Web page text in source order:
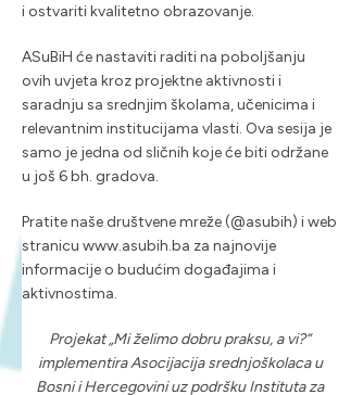
i ostvariti kvalitetno obrazovanje.
ASuBiH će nastaviti raditi na poboljšanju
ovih uvjeta kroz projektne aktivnosti i
saradnju sa srednjim školama, učenicima i
relevantnim institucijama vlasti. Ova sesija je
samo je jedna od sličnih koje će biti održane
u još 6 bh. gradova.
Pratite naše društvene mreže (@asubih) i web
stranicu www.asubih.ba za najnovije
informacije o budućim događajima i
aktivnostima.
Projekat „Mi želimo dobru praksu, a vi?“
implementira Asocijacija srednjoškolaca u
Bosni i Hercegovini uz podršku Instituta za